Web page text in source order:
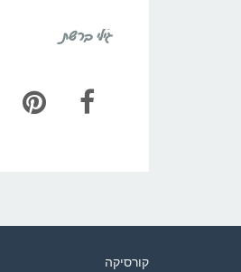
גילי ברשת
קורסיקה